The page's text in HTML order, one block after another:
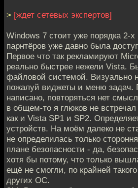
> [ждет сетевых экспертов]
Windows 7 стоит уже порядка 2-
парнтёров уже давно была
Первое что так рекламируют
реально быстрее нежели Vista.
файловой системой. Визуально
пожалуй виджеты и меню задач.
написано, повторяться нет
в общем-то я глюков не
как и Vista SP1 и SP2.
устройств. На моём далеко не
не определилась только
плане безопасности - да,
хотя бы потому, что только
ещё не смогли, по крайней
других ОС.